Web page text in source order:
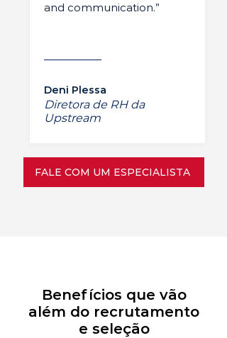
and communication.”
Deni Plessa
Diretora de RH da
Upstream
FALE COM UM ESPECIALISTA
Benefícios que vão
além do recrutamento
e seleção